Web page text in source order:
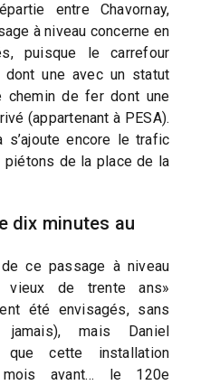
entre Chavornay,
à niveau concerne en
puisque le carrefour
une avec un statut
de fer dont une
(appartenant à PESA).
s’ajoute encore le trafic
de la place de la
dix minutes au
ce passage à niveau
vieux de trente ans»
été envisagés, sans
jamais), mais Daniel
cette installation
mois avant… le 120e